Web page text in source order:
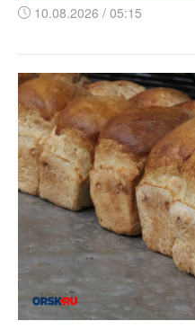
10.08.2026 / 05:15